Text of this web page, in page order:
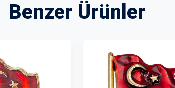
Benzer Ürünler